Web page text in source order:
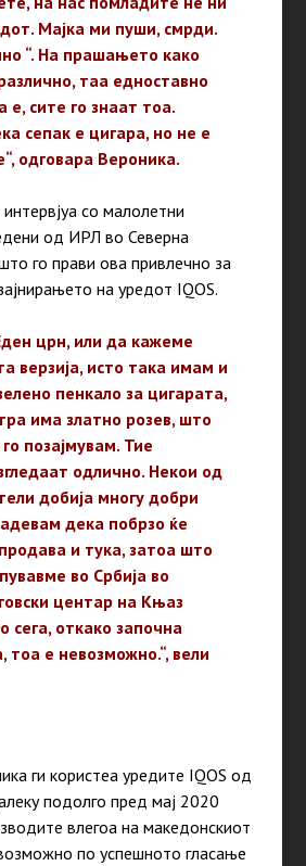
Мајка ми пуши, смрди.
“. На прашањето како
таа едноставно
е, сите го знаат тоа.
сепак е цигара, но не е
одговара Вероника.
со малолетни
од ИРЛ во Северна
го прави ова привлечно за
на уредот IQOS.
црн, или да кажеме
верзија, исто така имам и
пенкало за цигарата,
има златно розев, што
позајмувам. Тие
одлично. Некои од
добија многу добри
дека побрзо ќе
и тука, затоа што
во Србија во
центар на Књаз
сега, откако започна
тоа е невозможно.“, вели
ги користеа уредите IQOS од
подолго пред мај 2020
влегоа на македонскиот
по успешното гласање